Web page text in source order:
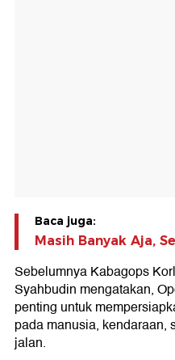
Baca juga:
Masih Banyak Aja,
Sebelumnya Kabagops
Syahbudin mengatakan,
penting untuk
pada manusia, kendaraan,
jalan.